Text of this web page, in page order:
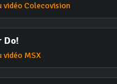
vidéo Colecovision
Do!
vidéo MSX